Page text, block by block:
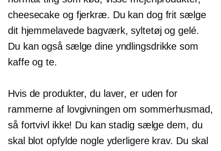
cheesecake og fjerkræ. Du kan dog frit sælge
dit hjemmelavede bagværk, syltetøj og gelé.
Du kan også sælge dine yndlingsdrikke som
kaffe og te.
Hvis de produkter, du laver, er uden for
rammerne af lovgivningen om sommerhusmad,
så fortvivl ikke! Du kan stadig sælge dem, du
skal blot opfylde nogle yderligere krav. Du skal